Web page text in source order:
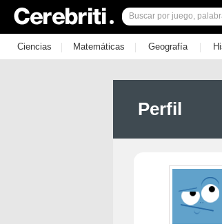
Ciencias | Matemáticas | Geografía |
Perfil